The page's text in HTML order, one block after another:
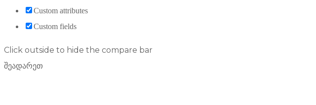
Custom attributes
Custom fields
Click outside to hide the compare bar
შეადარეთ